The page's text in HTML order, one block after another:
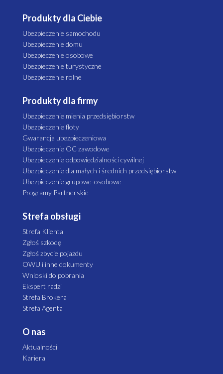
Produkty dla Ciebie
Ubezpieczenie samochodu
Ubezpieczenie domu
Ubezpieczenie osobowe
Ubezpieczenie turystyczne
Ubezpieczenie rolne
Produkty dla firmy
Ubezpieczenie mienia przedsiębiorstw
Ubezpieczenie floty
Gwarancja ubezpieczeniowa
Ubezpieczenie OC zawodowe
Ubezpieczenie odpowiedzialności cywilnej
Ubezpieczenie dla małych i średnich przedsiębiorstw
Ubezpieczenie grupowe-osobowe
Programy Partnerskie
Strefa obsługi
Strefa Klienta
Zgłoś szkodę
Zgłoś zbycie pojazdu
OWU i inne dokumenty
Wnioski do pobrania
Ekspert radzi
Strefa Brokera
Strefa Agenta
O nas
Aktualności
Kariera